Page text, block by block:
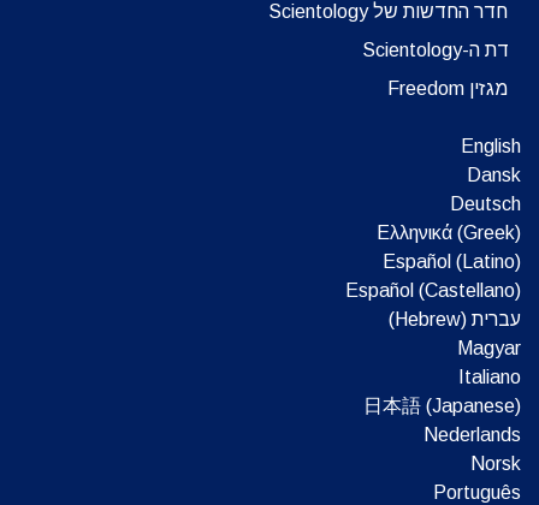
חדר החדשות של Scientology
דת ה-Scientology
מגזין Freedom
English
Dansk
Deutsch
Ελληνικά (Greek)
Español (Latino)
Español (Castellano)
עברית (Hebrew)‏
Magyar
Italiano
日本語 (Japanese)
Nederlands
Norsk
Português